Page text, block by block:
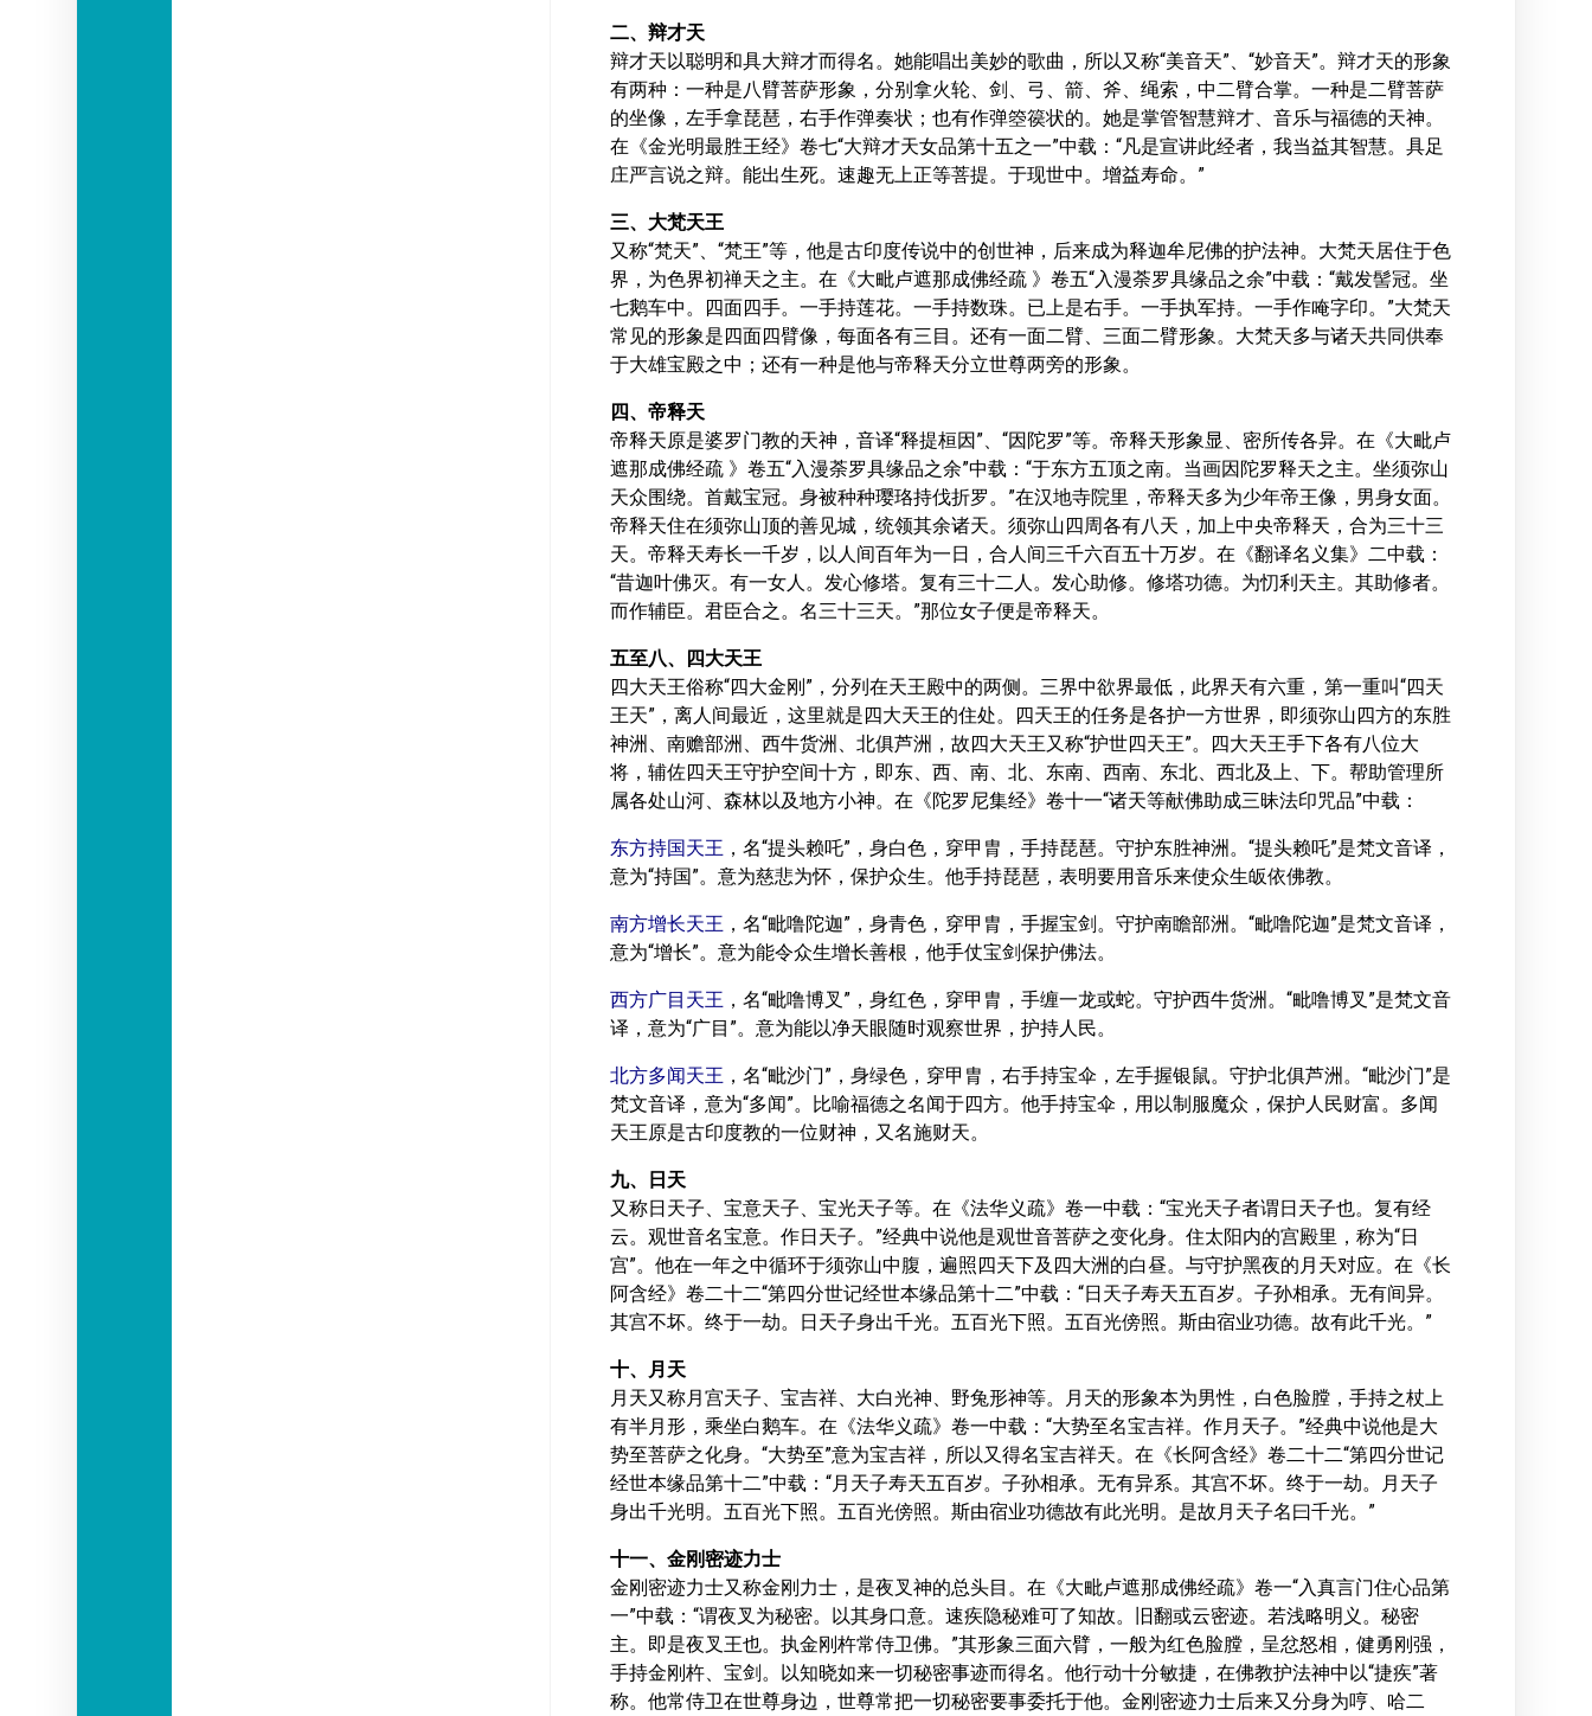
二、辩才天
辩才天以聪明和具大辩才而得名。她能唱出美妙的歌曲，所以又称“美音天”、“妙音天”。辩才天的形象
有两种：一种是八臂菩萨形象，分别拿火轮、剑、弓、箭、斧、绳索，中二臂合掌。一种是二臂菩萨
的坐像，左手拿琵琶，右手作弹奏状；也有作弹箜篌状的。她是掌管智慧辩才、音乐与福德的天神。
在《金光明最胜王经》卷七“大辩才天女品第十五之一”中载：“凡是宣讲此经者，我当益其智慧。具足
庄严言说之辩。能出生死。速趣无上正等菩提。于现世中。增益寿命。”
三、大梵天王
又称“梵天”、“梵王”等，他是古印度传说中的创世神，后来成为释迦牟尼佛的护法神。大梵天居住于色
界，为色界初禅天之主。在《大毗卢遮那成佛经疏 》卷五“入漫荼罗具缘品之余”中载：“戴发髻冠。坐
七鹅车中。四面四手。一手持莲花。一手持数珠。已上是右手。一手执军持。一手作唵字印。”大梵天
常见的形象是四面四臂像，每面各有三目。还有一面二臂、三面二臂形象。大梵天多与诸天共同供奉
于大雄宝殿之中；还有一种是他与帝释天分立世尊两旁的形象。
四、帝释天
帝释天原是婆罗门教的天神，音译“释提桓因”、“因陀罗”等。帝释天形象显、密所传各异。在《大毗卢
遮那成佛经疏 》卷五“入漫荼罗具缘品之余”中载：“于东方五顶之南。当画因陀罗释天之主。坐须弥山
天众围绕。首戴宝冠。身被种种璎珞持伐折罗。”在汉地寺院里，帝释天多为少年帝王像，男身女面。
帝释天住在须弥山顶的善见城，统领其余诸天。须弥山四周各有八天，加上中央帝释天，合为三十三
天。帝释天寿长一千岁，以人间百年为一日，合人间三千六百五十万岁。在《翻译名义集》二中载：
“昔迦叶佛灭。有一女人。发心修塔。复有三十二人。发心助修。修塔功德。为忉利天主。其助修者。
而作辅臣。君臣合之。名三十三天。”那位女子便是帝释天。
五至八、四大天王
四大天王俗称“四大金刚”，分列在天王殿中的两侧。三界中欲界最低，此界天有六重，第一重叫“四天
王天”，离人间最近，这里就是四大天王的住处。四天王的任务是各护一方世界，即须弥山四方的东胜
神洲、南赡部洲、西牛货洲、北俱芦洲，故四大天王又称“护世四天王”。四大天王手下各有八位大
将，辅佐四天王守护空间十方，即东、西、南、北、东南、西南、东北、西北及上、下。帮助管理所
属各处山河、森林以及地方小神。在《陀罗尼集经》卷十一“诸天等献佛助成三昧法印咒品”中载：
东方持国天王 ，名“提头赖吒”，身白色，穿甲胄，手持琵琶。守护东胜神洲。“提头赖吒”是梵文音译，
意为“持国”。意为慈悲为怀，保护众生。他手持琵琶，表明要用音乐来使众生皈依佛教。
南方增长天王 ，名“毗噜陀迦”，身青色，穿甲胄，手握宝剑。守护南瞻部洲。“毗噜陀迦”是梵文音译，
意为“增长”。意为能令众生增长善根，他手仗宝剑保护佛法。
西方广目天王 ，名“毗噜博叉”，身红色，穿甲胄，手缠一龙或蛇。守护西牛货洲。“毗噜博叉”是梵文音
译，意为“广目”。意为能以净天眼随时观察世界，护持人民。
北方多闻天王 ，名“毗沙门”，身绿色，穿甲胄，右手持宝伞，左手握银鼠。守护北俱芦洲。“毗沙门”是
梵文音译，意为“多闻”。比喻福德之名闻于四方。他手持宝伞，用以制服魔众，保护人民财富。多闻
天王原是古印度教的一位财神，又名施财天。
九、日天
又称日天子、宝意天子、宝光天子等。在《法华义疏》卷一中载：“宝光天子者谓日天子也。复有经
云。观世音名宝意。作日天子。”经典中说他是观世音菩萨之变化身。住太阳内的宫殿里，称为“日
宫”。他在一年之中循环于须弥山中腹，遍照四天下及四大洲的白昼。与守护黑夜的月天对应。在《长
阿含经》卷二十二“第四分世记经世本缘品第十二”中载：“日天子寿天五百岁。子孙相承。无有间异。
其宫不坏。终于一劫。日天子身出千光。五百光下照。五百光傍照。斯由宿业功德。故有此千光。”
十、月天
月天又称月宫天子、宝吉祥、大白光神、野兔形神等。月天的形象本为男性，白色脸膛，手持之杖上
有半月形，乘坐白鹅车。在《法华义疏》卷一中载：“大势至名宝吉祥。作月天子。”经典中说他是大
势至菩萨之化身。“大势至”意为宝吉祥，所以又得名宝吉祥天。在《长阿含经》卷二十二“第四分世记
经世本缘品第十二”中载：“月天子寿天五百岁。子孙相承。无有异系。其宫不坏。终于一劫。月天子
身出千光明。五百光下照。五百光傍照。斯由宿业功德故有此光明。是故月天子名曰千光。”
十一、金刚密迹力士
金刚密迹力士又称金刚力士，是夜叉神的总头目。在《大毗卢遮那成佛经疏》卷一“入真言门住心品第
一”中载：“谓夜叉为秘密。以其身口意。速疾隐秘难可了知故。旧翻或云密迹。若浅略明义。秘密
主。即是夜叉王也。执金刚杵常侍卫佛。”其形象三面六臂，一般为红色脸膛，呈忿怒相，健勇刚强，
手持金刚杵、宝剑。以知晓如来一切秘密事迹而得名。他行动十分敏捷，在佛教护法神中以“捷疾”著
称。他常侍卫在世尊身边，世尊常把一切秘密要事委托于他。金刚密迹力士后来又分身为哼、哈二